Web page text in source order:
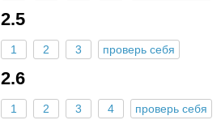
2.5
1 2 3 проверь себя
2.6
1 2 3 4 проверь себя